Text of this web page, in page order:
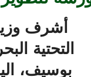
أشرف وزير
التحتية
بوسيف،